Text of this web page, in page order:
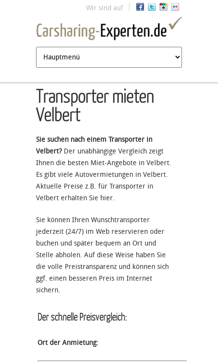
Jump to navigation
Wir sind auf
Transporter mieten
Velbert
Sie suchen nach einem Transporter in
Velbert? Der unabhängige Vergleich zeigt
Ihnen die besten Miet-Angebote in Velbert.
Es gibt viele Autovermietungen in Velbert.
Aktuelle Preise z.B. für Transporter in
Velbert erhalten Sie hier.
Sie können Ihren Wunschtransporter
jederzeit (24/7) im Web reservieren oder
buchen und später bequem an Ort und
Stelle abholen. Auf diese Weise haben Sie
die volle Preistransparenz und können sich
ggf. einen besseren Preis im Internet
sichern.
Der schnelle Preisvergleich:
Ort der Anmietung: